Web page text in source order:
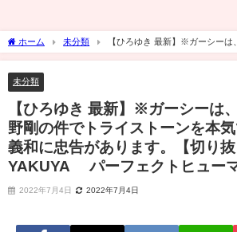
ホーム 未分類
【ひろゆき 最新】※ガーシー
でトライストーンを本気で怒らせた東谷義和に忠告があ
未分類
【ひろゆき 最新】※ガーシーは
野剛の件でトライストーンを本
義和に忠告があります。【切り
YAKUYA∞ パーフェクトヒューマ
2022年7月4日 2022年7月4日